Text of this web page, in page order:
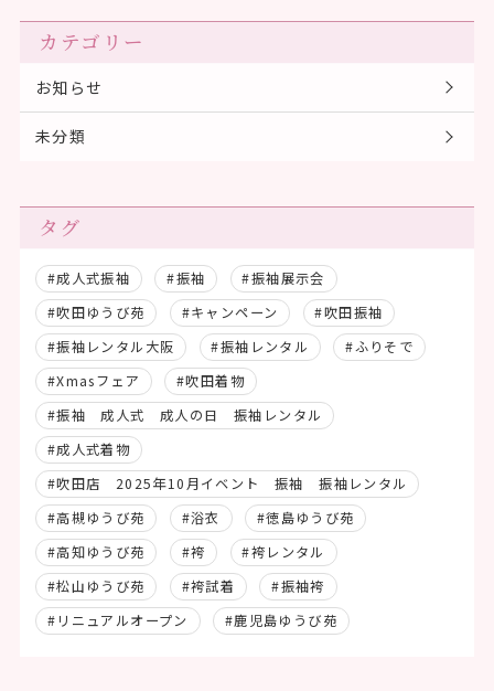
カテゴリー
お知らせ
未分類
タグ
#成人式振袖 #振袖
#振袖展示会
#吹田ゆうび苑
#キャンペーン
#吹田振袖
#振袖レンタル大阪
#振袖レンタル
#ふりそで
#Xmasフェア
#吹田着物
#振袖 成人式 成人の日 振袖レンタル
#成人式着物
#吹田店 2025年10月イベント 振袖 振袖レンタル
#高槻ゆうび苑
#浴衣
#徳島ゆうび苑
#高知ゆうび苑
#袴
#袴レンタル
#松山ゆうび苑
#袴試着
#振袖袴
#リニュアルオープン
#鹿児島ゆうび苑